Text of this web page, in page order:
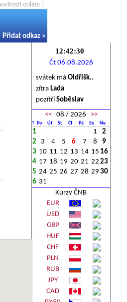
online |
Přidat odkaz »
Čt 06.08.2026
svátek má Oldřišk..
zítra Lada
pozítří Soběslav
<<08 / 2026 >>
T Po Út St Čt Pá So Ne
1 1
2
2
3 4 5 6 7 8
9
3 10 11 12 13 14 15 16
4 17 18 19 20 21 22 23
5 24 25 26 27 28 29 30
6 31
Kurzy ČNB
EUR
USD
GBP
HUF
CHF
PLN
RUB
JPY
CAD